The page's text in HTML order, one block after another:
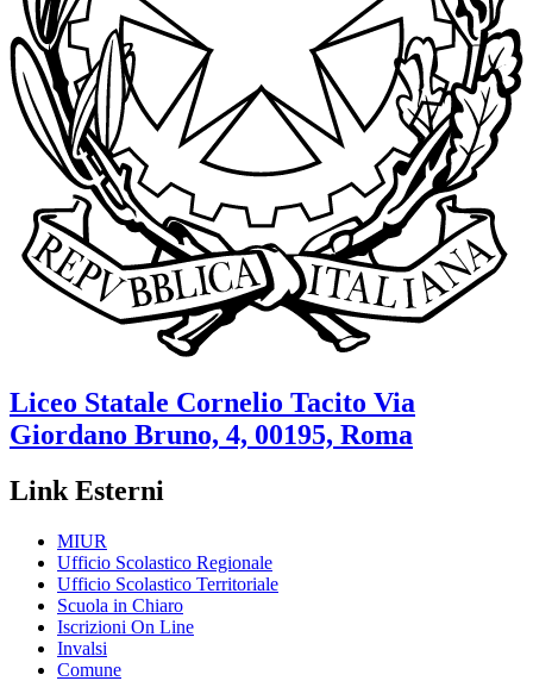
Liceo Statale Cornelio Tacito Via
Giordano Bruno, 4, 00195, Roma
Link Esterni
MIUR
Ufficio Scolastico Regionale
Ufficio Scolastico Territoriale
Scuola in Chiaro
Iscrizioni On Line
Invalsi
Comune